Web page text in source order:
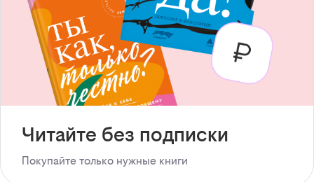
Читайте без подписки
Покупайте только нужные книги